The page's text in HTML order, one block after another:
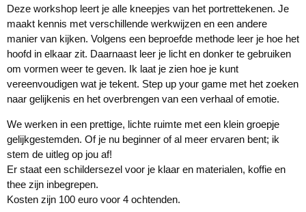
Deze workshop leert je alle kneepjes van het portrettekenen. Je
maakt kennis met verschillende werkwijzen en een andere
manier van kijken. Volgens een beproefde methode leer je hoe het
hoofd in elkaar zit. Daarnaast leer je licht en donker te gebruiken
om vormen weer te geven. Ik laat je zien hoe je kunt
vereenvoudigen wat je tekent. Step up your game met het zoeken
naar gelijkenis en het overbrengen van een verhaal of emotie.
We werken in een prettige, lichte ruimte met een klein groepje
gelijkgestemden. Of je nu beginner of al meer ervaren bent; ik
stem de uitleg op jou af!
Er staat een schildersezel voor je klaar en materialen, koffie en
thee zijn inbegrepen.
Kosten zijn 100 euro voor 4 ochtenden.